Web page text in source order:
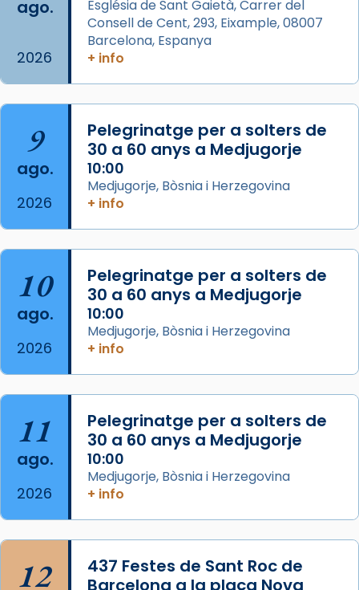
Aquest dilluns, 27 de juliol, ha tingut lloc la
missa d’acció de gràcies en agraïment al
comitè organitzador de la visita apostòlica
L’arquebisbe de Barcelona, el cardenal Joan
Josep Omella, ha presidit la missa i l’ha
concelebrat el bisbe auxiliar de Barcelona,
Mons. David Abadías.
📸 Dr. G. Simón
Foto
Arquebisbat de Barcelona
2 weeks ago
Memòria de les santes Juliana i
Acompanyant la història de sant Cugat, a
partir de l’Edat Mitjana sorgeix la tradició
que les santes Juliana (“relatiu a Júlia”) i
Semproniana (“relatiu a Semprònia =
eterna”) són deixebles seves. I l’any 1667, el
frare Joan Gaspar Roig, afirma en una obra
que les santes són filles de l’antiga Iluro.
Mataró en reivindicarà les relíq
Foto
ago.
2026
Església de Sant Gaietà, Carrer del
Consell de Cent, 293, Eixample, 08007
Barcelona, Espanya
+ info
9
ago.
2026
Pelegrinatge per a solters de
30 a 60 anys a Medjugorje
10:00
Medjugorje, Bòsnia i Herzegovina
+ info
10
ago.
2026
Pelegrinatge per a solters de
30 a 60 anys a Medjugorje
10:00
Medjugorje, Bòsnia i Herzegovina
+ info
11
ago.
2026
Pelegrinatge per a solters de
30 a 60 anys a Medjugorje
10:00
Medjugorje, Bòsnia i Herzegovina
+ info
12
437 Festes de Sant Roc de
Barcelona a la plaça Nova